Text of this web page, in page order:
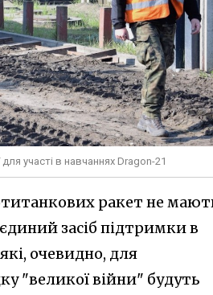
участі в навчаннях Dragon-21
ракет не
засіб підтримки в
очевидно, для
"великої війни" будуть